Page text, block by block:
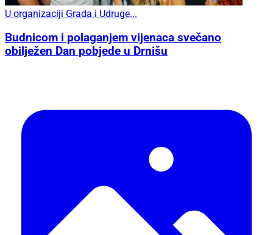
U organizaciji Grada i Udruge...
Budnicom i polaganjem vijenaca svečano
obilježen Dan pobjede u Drnišu